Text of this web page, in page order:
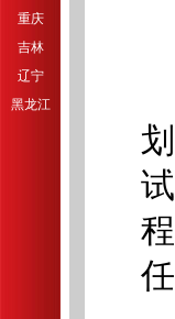
重庆
吉林
辽宁
黑龙江